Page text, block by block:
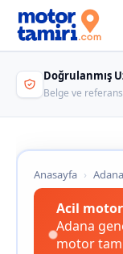
Doğrulanmış
Belge ve
Anasayfa › Adana
Acil motor
Adana
motor